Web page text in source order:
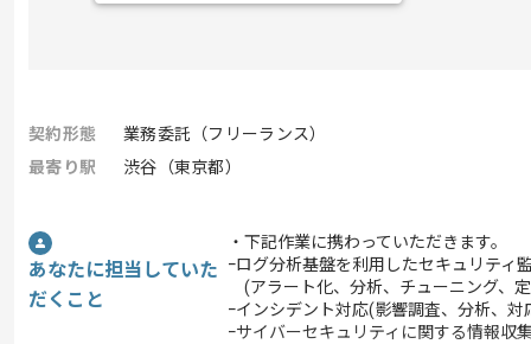
契約形態
業務委託（フリーランス）
最寄り駅
渋谷（東京都）
あなたに担当していた
だくこと
・下記作業に携わっていただきます。
ｰログ分析基盤を利用したセキュリティ
(アラート化、分析、チューニング、
ｰインシデント対応(影響調査、分析、
ｰサイバーセキュリティに関する情報収